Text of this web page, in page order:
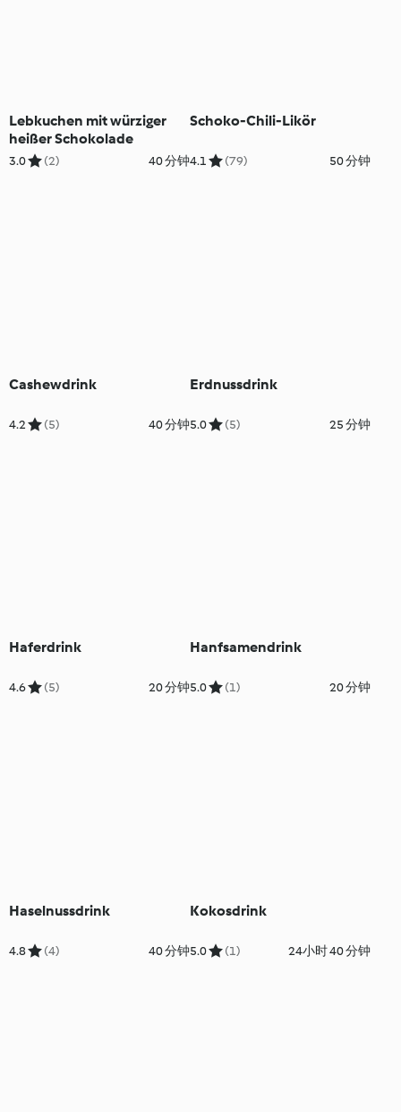
Lebkuchen mit würziger
heißer Schokolade
3.0 (2) 40 分钟
Schoko-Chili-Likör
4.1 (79) 50 分钟
Cashewdrink
4.2 (5) 40 分钟
Erdnussdrink
5.0 (5) 25 分钟
Haferdrink
4.6 (5) 20 分钟
Hanfsamendrink
5.0 (1) 20 分钟
Haselnussdrink
4.8 (4) 40 分钟
Kokosdrink
5.0 (1) 24小时 40 分钟